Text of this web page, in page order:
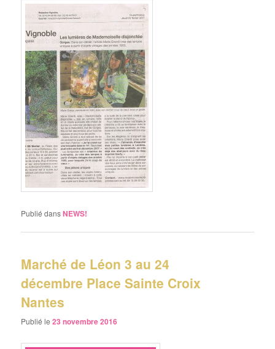
Publié dansNEWS!
Marché de Léon 3 au 24
décembre Place Sainte Croix
Nantes
Publié le23 novembre 2016